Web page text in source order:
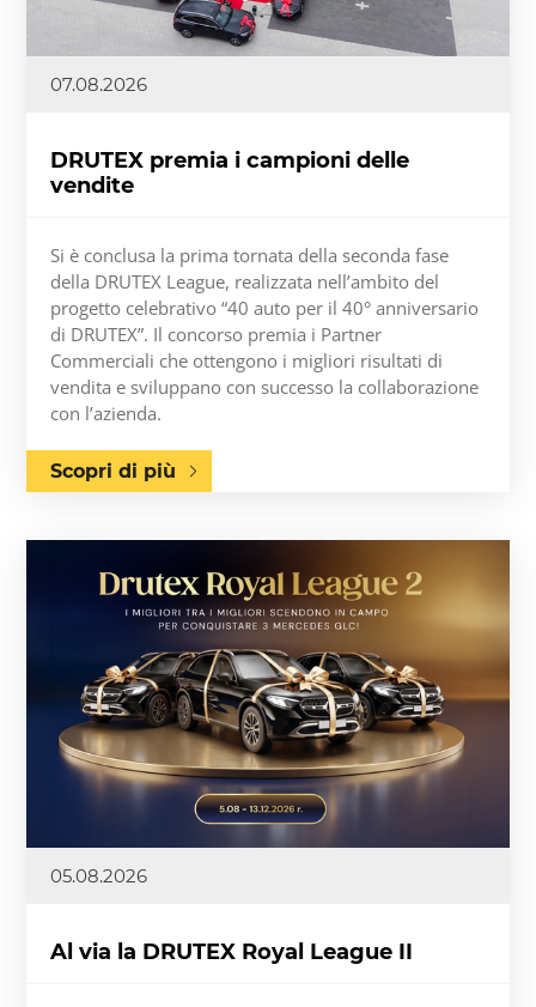
07.08.2026
DRUTEX premia i campioni delle
vendite
Si è conclusa la prima tornata della seconda fase
della DRUTEX League, realizzata nell’ambito del
progetto celebrativo “40 auto per il 40° anniversario
di DRUTEX”. Il concorso premia i Partner
Commerciali che ottengono i migliori risultati di
vendita e sviluppano con successo la collaborazione
con l’azienda.
Scopri di più
05.08.2026
Al via la DRUTEX Royal League II